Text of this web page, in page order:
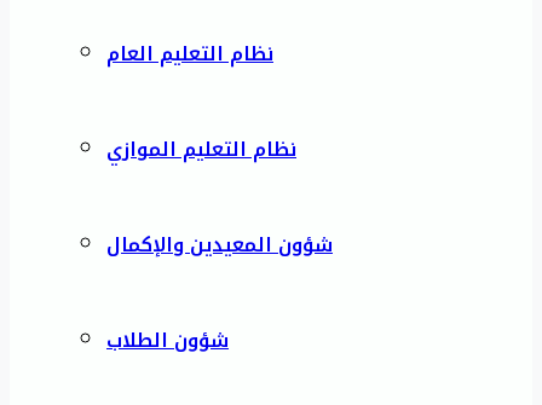
نظام التعليم العام
نظام التعليم الموازي
شؤون المعيدين والإكمال
شؤون الطلاب